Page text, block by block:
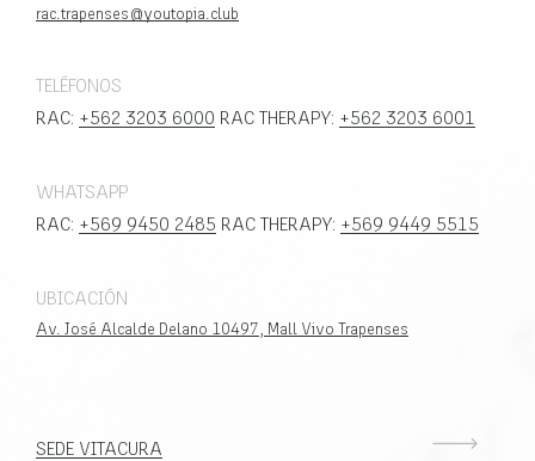
rac.trapenses@youtopia.club
TELÉFONOS
RAC: +562 3203 6000 RAC THERAPY: +562 3203 6001
WHATSAPP
RAC: +569 9450 2485 RAC THERAPY: +569 9449 5515
UBICACIÓN
Av. José Alcalde Delano 10497, Mall Vivo Trapenses
SEDE VITACURA